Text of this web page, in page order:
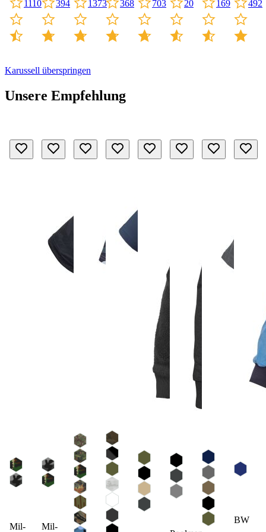
1110 394 1373 368 703 20 169 492
Karussell überspringen
Unsere Empfehlung
Mil-
Mil-
BW